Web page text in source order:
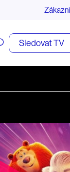
Otevřít
vyhledávání
Sledovat TV